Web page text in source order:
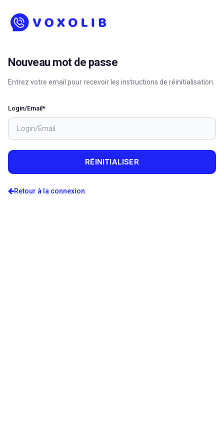
Nouveau mot de passe
Entrez votre email pour recevoir les instructions de réinitialisation.
Login/Email*
RÉINITIALISER
Retour à la connexion